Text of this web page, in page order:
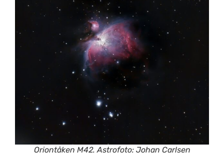
Oriontåken M42. Astrofoto: Johan Carlsen